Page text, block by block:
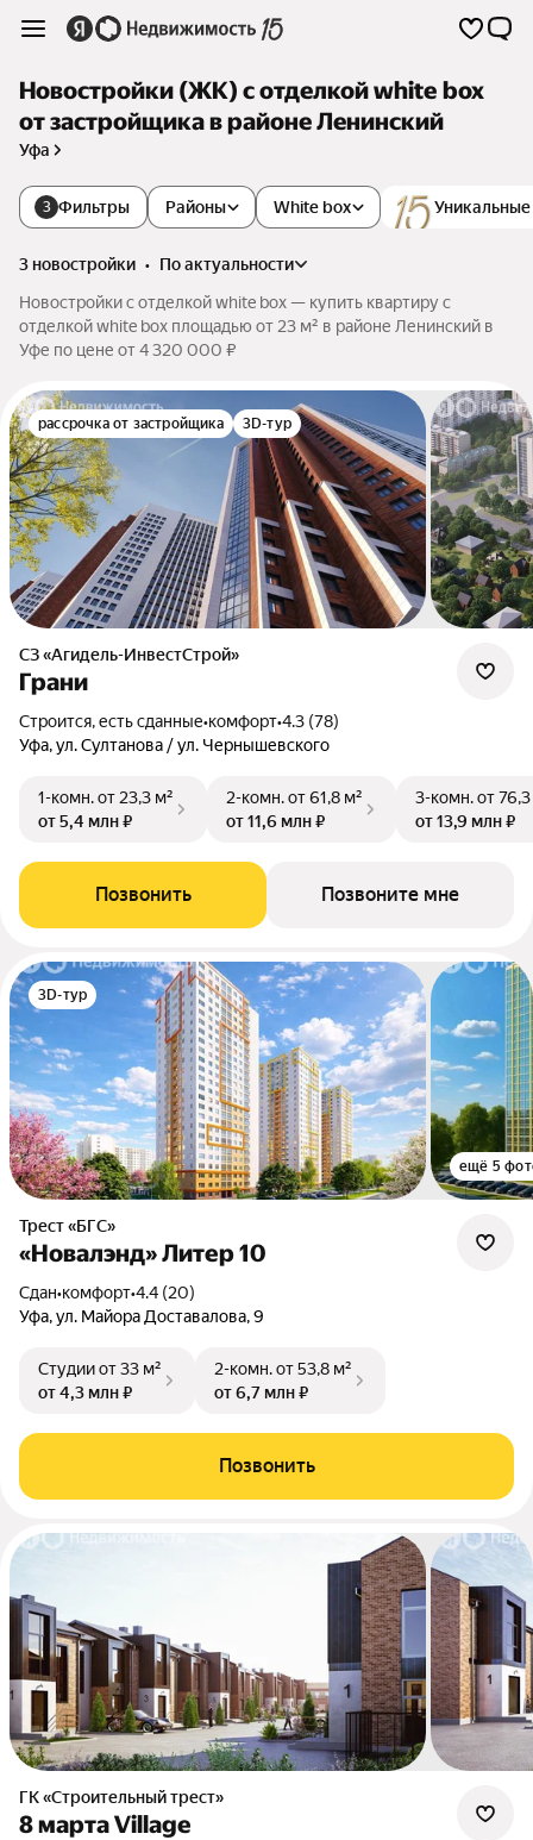
Новостройки (ЖК) с отделкой white box
от застройщика в районе Ленинский
Уфа
3 Фильтры Районы White box
3 новостройки •
по актуальности
Новостройки с отделкой white box — купить квартиру с
отделкой white box площадью от 23 м² в районе Ленинский в
Уфе по цене от 4 320 000 ₽
рассрочка от застройщика 3D-тур
СЗ «Агидель-ИнвестСтрой»
Грани
Строится, есть сданные•комфорт•4.3 (78)
Уфа, ул. Султанова / ул. Чернышевского
1-комн.от 23,3 м²
от 5,4 млн ₽
2-комн.от 61,8 м²
от 11,6 млн ₽
3-комн.от
от 13,9 млн ₽
Позвонить Позвоните мне
3D-тур
ещё 5
Трест «БГС»
«Новалэнд» Литер 10
Сдан•комфорт•4.4 (20)
Уфа, ул. Майора Доставалова, 9
Студииот 33 м²
от 4,3 млн ₽
2-комн.от 53,8 м²
от 6,7 млн ₽
Позвонить
ГК «Строительный трест»
8 марта Village